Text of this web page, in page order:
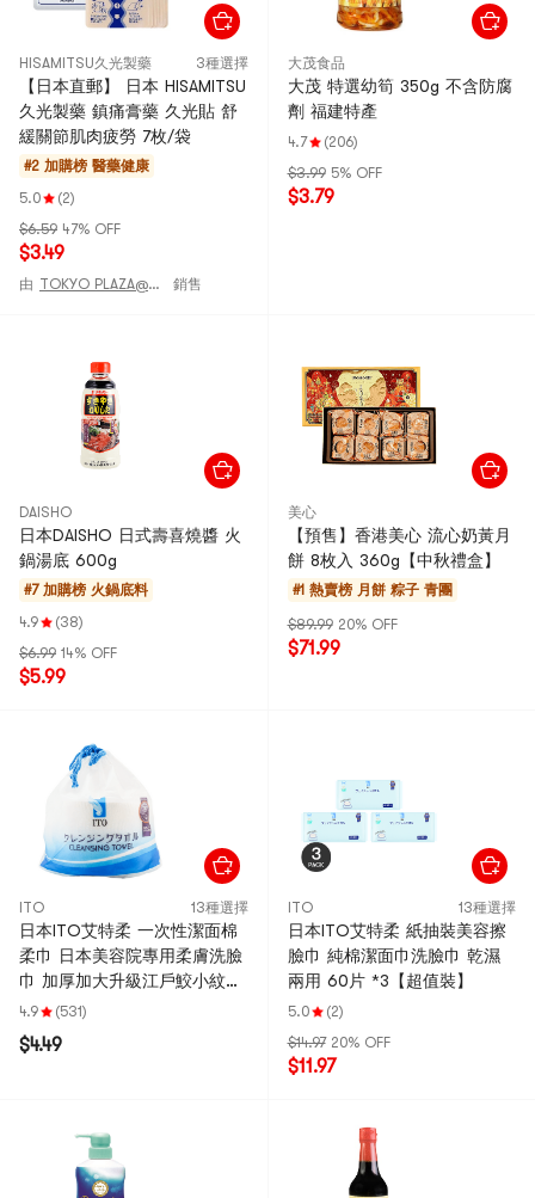
HISAMITSU久光製藥 3種選擇
【日本直郵】 日本 HISAMITSU
久光製藥 鎮痛膏藥 久光貼 舒
緩關節肌肉疲勞 7枚/袋
#2 加購榜 醫藥健康
5.0
(2)
$6.59 47% OFF
$3.49
由 TOKYO PLAZA@JAPAN 銷售
大茂食品
大茂 特選幼筍 350g 不含防腐
劑 福建特產
4.7
(206)
$3.99 5% OFF
$3.79
DAISHO
日本DAISHO 日式壽喜燒醬 火
鍋湯底 600g
#7 加購榜 火鍋底料
4.9
(38)
$6.99 14% OFF
$5.99
美心
【預售】香港美心 流心奶黃月
餅 8枚入 360g【中秋禮盒】
#1 熱賣榜月餅 粽子 青團
$89.99 20% OFF
$71.99
ITO 13種選擇
日本ITO艾特柔 一次性潔面棉
柔巾 日本美容院專用柔膚洗臉
巾 加厚加大升級江戶鮫小紋
美妝卸妝乾濕兩用 250g 新包
裝隨機發貨
4.9 (531)
$4.49
ITO 13種選擇
日本ITO艾特柔 紙抽裝美容擦
臉巾 純棉潔面巾洗臉巾 乾濕
兩用 60片 *3【超值裝】
5.0
(2)
$14.97 20% OFF
$11.97